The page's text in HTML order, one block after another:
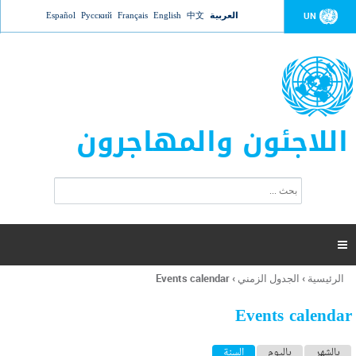
Jump to navigation UN العربية 中文
English
Français
Русский
Español
اللاجئون والمهاجرون
ت
ر
ل
ح
ب

أنت
هنا
الرئيسية › الجدول الزمني ›
Events calendar
Events calendar